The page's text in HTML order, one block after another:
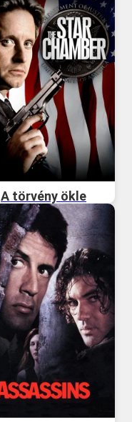
A törvény ökle